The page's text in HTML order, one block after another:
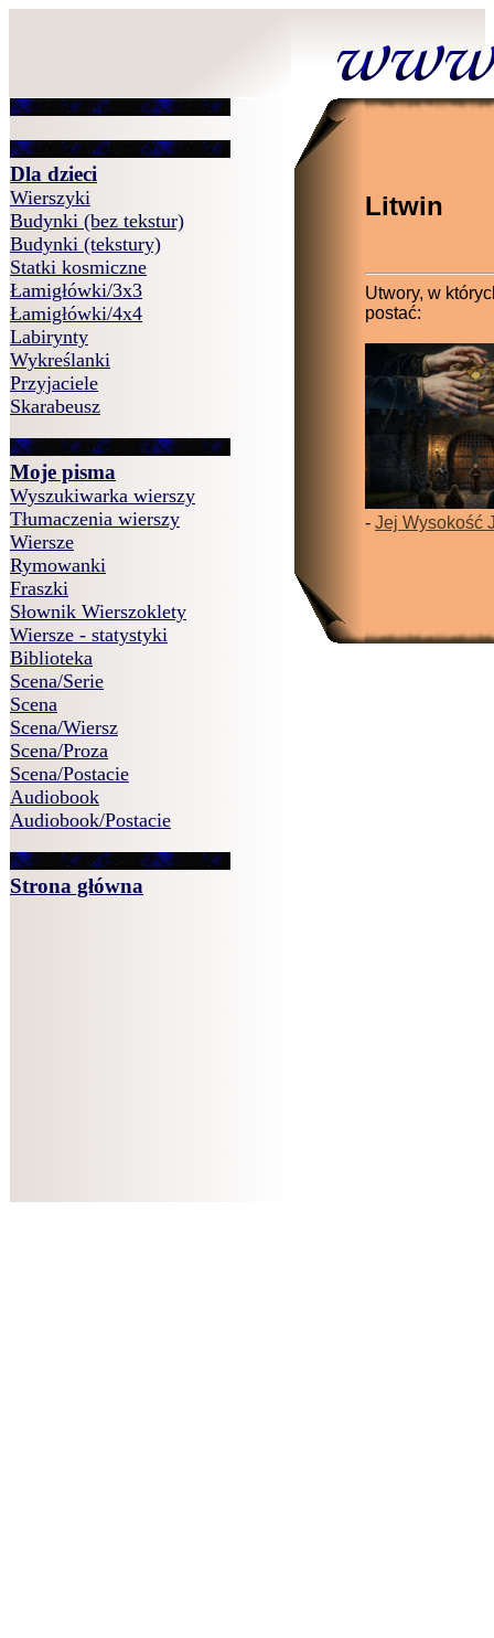
Dla dzieci
Wierszyki
Budynki (bez tekstur)
Budynki (tekstury)
Statki kosmiczne
Łamigłówki/3x3
Łamigłówki/4x4
Labirynty
Wykreślanki
Przyjaciele
Skarabeusz
Moje pisma
Wyszukiwarka wierszy
Tłumaczenia wierszy
Wiersze
Rymowanki
Fraszki
Słownik Wierszoklety
Wiersze - statystyki
Biblioteka
Scena/Serie
Scena
Scena/Wiersz
Scena/Proza
Scena/Postacie
Audiobook
Audiobook/Postacie
Strona główna
Litwin
Utwory, w
postać:
- Jej Wysokość